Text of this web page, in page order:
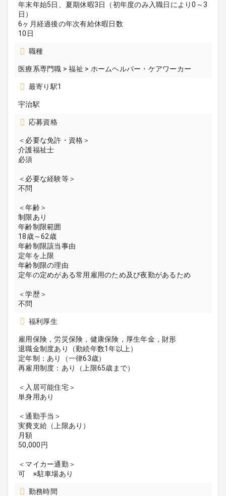
年末年始5日、夏期休暇3日（初年度のみ入職日により0～3
日）
6ヶ月経過後の年次有給休暇日数
10日
職種
医療系専門職 > 福祉 > ホームヘルパー・ケアワーカー
最寄り駅1
宇治駅
応募資格
＜必要な免許・資格＞
介護福祉士
必須
＜必要な経験等＞
不問
＜年齢＞
制限あり
年齢制限範囲
18歳～62歳
年齢制限該当事由
定年を上限
年齢制限の理由
定年の定めがある常用雇用のため及び夜勤があるため
＜学歴＞
不問
福利厚生
雇用保険，労災保険，健康保険，厚生年金，財形
退職金制度あり（勤続年数1年以上）
定年制：あり（一律63歳）
再雇用制度：あり（上限65歳まで）
＜入居可能住宅＞
単身用あり
＜通勤手当＞
実費支給（上限あり）
月額
50,000円
＜マイカー通勤＞
可 ※駐車場あり
勤務時間